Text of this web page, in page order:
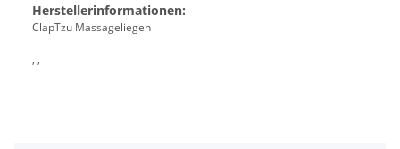
Herstellerinformationen:
ClapTzu Massageliegen
, ,